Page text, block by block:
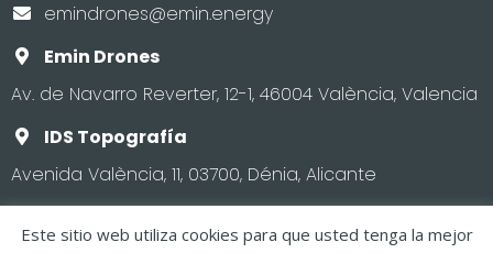
emindrones@emin.energy
Emin Drones
Av. de Navarro Reverter, 12-1, 46004 València, Valencia
IDS Topografía
Avenida València, 11, 03700, Dénia, Alicante
Este sitio web utiliza cookies para que usted tenga la mejor